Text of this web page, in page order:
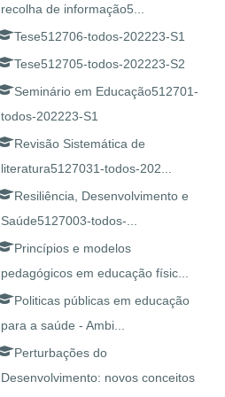
recolha de informação5...
Tese512706-todos-202223-S1
Tese512705-todos-202223-S2
Seminário em Educação512701-
todos-202223-S1
Revisão Sistemática de
literatura5127031-todos-202...
Resiliência, Desenvolvimento e
Saúde5127003-todos-...
Princípios e modelos
pedagógicos em educação físic...
Politicas públicas em educação
para a saúde - Ambi...
Perturbações do
Desenvolvimento: novos conceitos